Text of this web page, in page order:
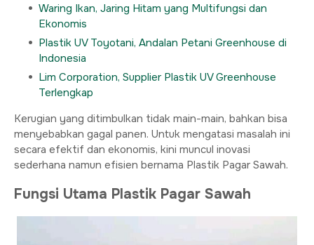
Waring Ikan, Jaring Hitam yang Multifungsi dan
Ekonomis
Plastik UV Toyotani, Andalan Petani Greenhouse di
Indonesia
Lim Corporation, Supplier Plastik UV Greenhouse
Terlengkap
Kerugian yang ditimbulkan tidak main-main, bahkan bisa
menyebabkan gagal panen. Untuk mengatasi masalah ini
secara efektif dan ekonomis, kini muncul inovasi
sederhana namun efisien bernama Plastik Pagar Sawah.
Fungsi Utama Plastik Pagar Sawah